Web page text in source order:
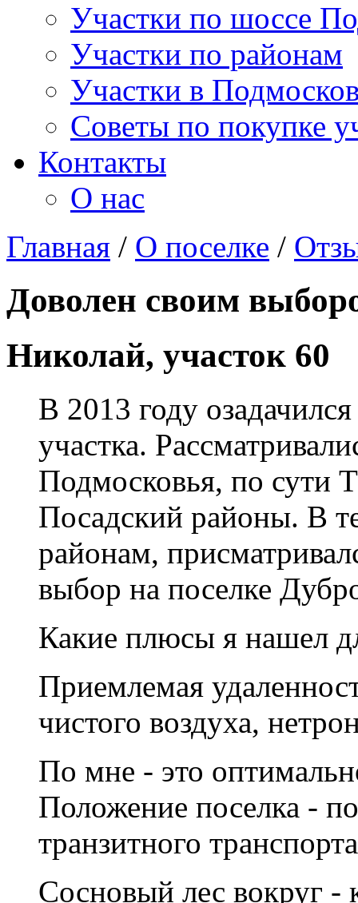
Участки по шоссе
Участки по районам
Участки в
Советы по покупке
Контакты
О нас
Главная / О поселке /
Доволен своим
Николай, участок 60
В 2013 году
участка.
Подмосковья, по сути
Посадский районы. В
районам,
выбор на поселке
Какие плюсы я нашел
Приемлемая
чистого воздуха,
По мне - это
Положение поселка -
транзитного
Сосновый лес вокруг